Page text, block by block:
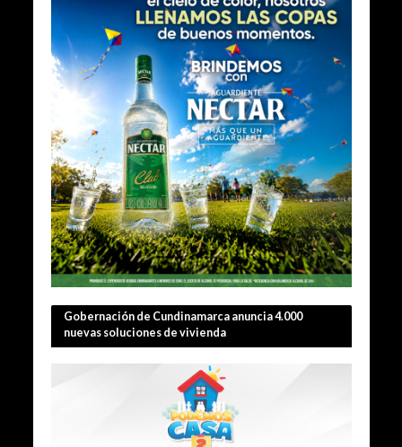
Gobernación de Cundinamarca anuncia 4.000
nuevas soluciones de vivienda